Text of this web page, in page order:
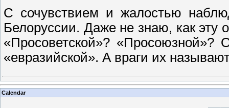
С сочувствием и жалостью
Белоруссии. Даже не знаю, как эту
«Просоветской»?
«евразийской». А враги их
Calendar